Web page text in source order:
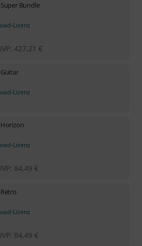
Super Bundle
Lizenz
427,21 €
Guitar
Lizenz
Horizon
Lizenz
84,49 €
Retro
Lizenz
84,49 €